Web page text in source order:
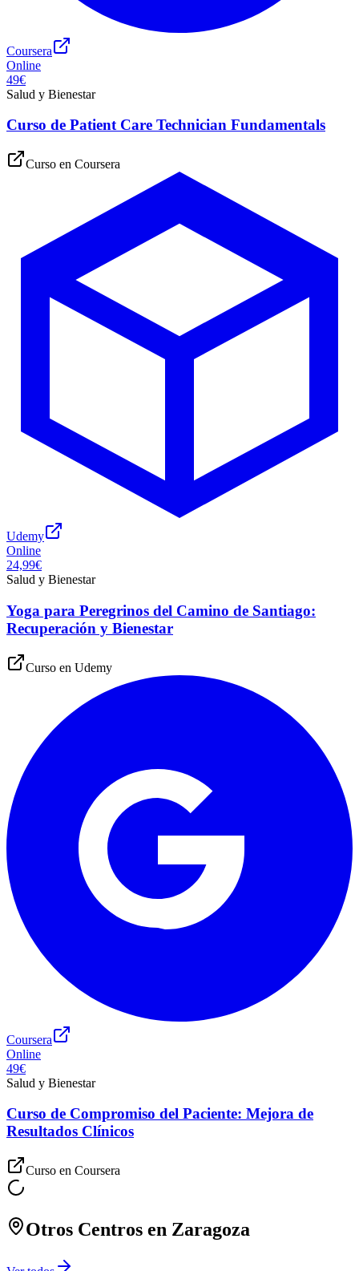
Coursera
Online
49€
Salud y Bienestar
Curso de Patient Care Technician Fundamentals
Curso en Coursera
Udemy
Online
24,99€
Salud y Bienestar
Yoga para Peregrinos del Camino de Santiago:
Recuperación y Bienestar
Curso en Udemy
Coursera
Online
49€
Salud y Bienestar
Curso de Compromiso del Paciente: Mejora de
Resultados Clínicos
Curso en Coursera
Otros Centros en Zaragoza